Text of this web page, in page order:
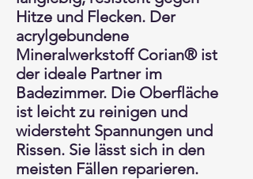
Hitze und Flecken. Der
acrylgebundene
Mineralwerkstoff Corian® ist
der ideale Partner im
Badezimmer. Die Oberfläche
ist leicht zu reinigen und
widersteht Spannungen und
Rissen. Sie lässt sich in den
meisten Fällen reparieren.